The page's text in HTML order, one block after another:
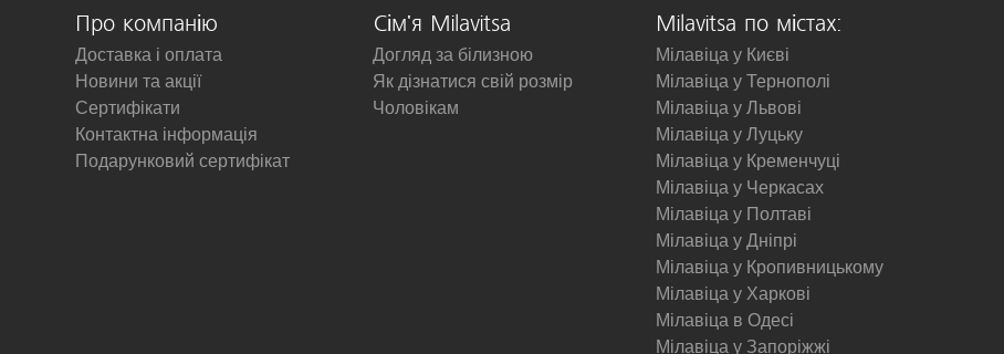
Про компанію
Доставка і оплата
Новини та акції
Сертифікати
Контактна інформація
Подарунковий сертифікат
Сім'я Milavitsa
Догляд за білизною
Як дізнатися свій розмір
Чоловікам
Milavitsa по містах:
Мілавіца у Києві
Мілавіца у Тернополі
Мілавіца у Львові
Мілавіца у Луцьку
Мілавіца у Кременчуці
Мілавіца у Черкасах
Мілавіца у Полтаві
Мілавіца у Дніпрі
Мілавіца у Кропивницькому
Мілавіца у Харкові
Мілавіца в Одесі
Мілавіца у Запоріжжі